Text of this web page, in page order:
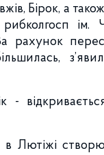
Бірок, а
ім.